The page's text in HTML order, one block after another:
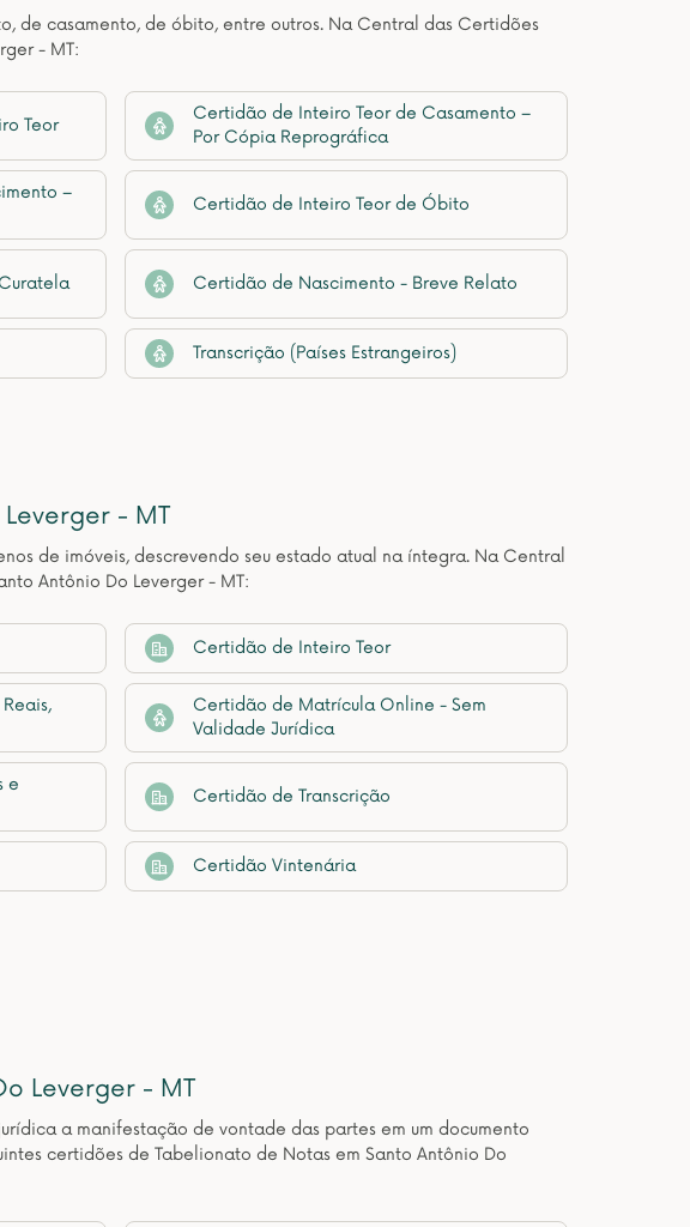
de casamento, de óbito, entre outros. Na Central das Certidões
- MT:
Teor
Certidão de Inteiro Teor de Casamento –
Por Cópia Reprográfica
–
Certidão de Inteiro Teor de Óbito
Certidão de Nascimento - Breve Relato
Transcrição (Países Estrangeiros)
- MT
de imóveis, descrevendo seu estado atual na íntegra. Na Central
Antônio Do Leverger - MT:
Certidão de Inteiro Teor
Certidão de Matrícula Online - Sem
Validade Jurídica
e
Certidão de Transcrição
Certidão Vintenária
Leverger - MT
a manifestação de vontade das partes em um documento
certidões de Tabelionato de Notas em Santo Antônio Do